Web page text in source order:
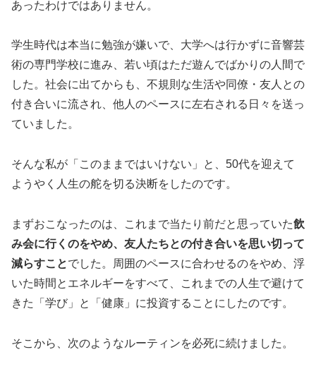
あったわけではありません。
学生時代は本当に勉強が嫌いで、大学へは行かずに音響芸
術の専門学校に進み、若い頃はただ遊んでばかりの人間で
した。社会に出てからも、不規則な生活や同僚・友人との
付き合いに流され、他人のペースに左右される日々を送っ
ていました。
そんな私が「このままではいけない」と、50代を迎えて
ようやく人生の舵を切る決断をしたのです。
まずおこなったのは、これまで当たり前だと思っていた飲
み会に行くのをやめ、友人たちとの付き合いを思い切って
減らすことでした。周囲のペースに合わせるのをやめ、浮
いた時間とエネルギーをすべて、これまでの人生で避けて
きた「学び」と「健康」に投資することにしたのです。
そこから、次のようなルーティンを必死に続けました。